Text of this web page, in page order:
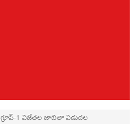
గ్రూప్-1 విజేతల జాబితా విడుదల